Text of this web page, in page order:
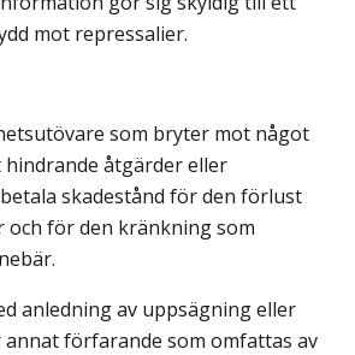
mot repressalier.
som bryter mot något
åtgärder eller
skadestånd för den förlust
och för den kränkning som
anledning av uppsägning eller
annat förfarande som omfattas av